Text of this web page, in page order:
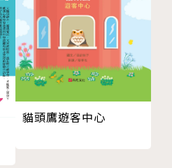
到生活環境的「性別意識
的親子共讀經典繪本書單
皆有在台灣出版販售
照了嗎？
，不如引導他們健康觀看
美與誘惑
人」藝人的審美風潮？
原則
貓頭鷹遊客中心